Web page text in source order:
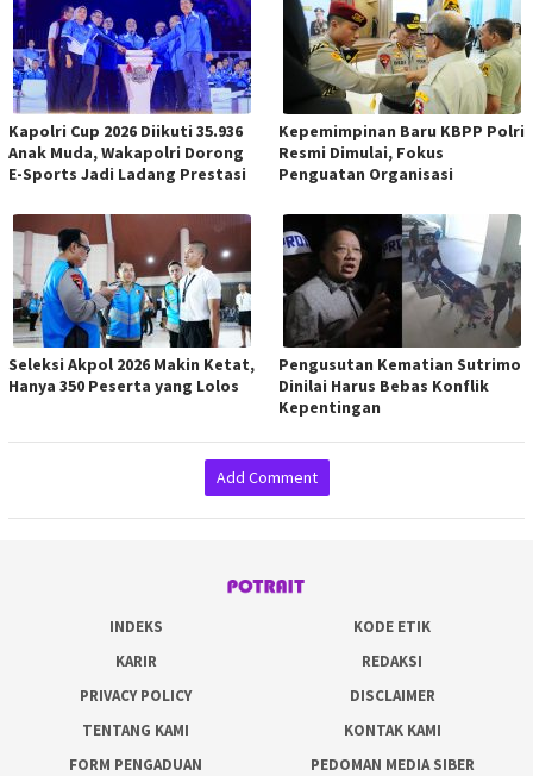
Kapolri Cup 2026 Diikuti 35.936
Anak Muda, Wakapolri Dorong
E-Sports Jadi Ladang Prestasi
Kepemimpinan Baru KBPP Polri
Resmi Dimulai, Fokus
Penguatan Organisasi
Seleksi Akpol 2026 Makin Ketat,
Hanya 350 Peserta yang Lolos
Pengusutan Kematian Sutrimo
Dinilai Harus Bebas Konflik
Kepentingan
Add Comment
INDEKS
KODE ETIK
KARIR
REDAKSI
PRIVACY POLICY
DISCLAIMER
TENTANG KAMI
KONTAK KAMI
FORM PENGADUAN
PEDOMAN MEDIA SIBER